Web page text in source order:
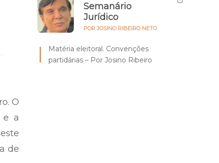
O
e a
de
Semanário
Jurídico
POR JOSINO RIBEIRO NETO
Matéria eleitoral. Convenções
partidárias – Por Josino Ribeiro